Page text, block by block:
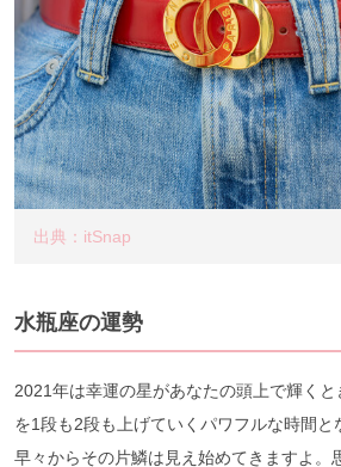
出典：itSnap
水瓶座の運勢
2021年は幸運の星があなたの頭上で輝く
を1段も2段も上げていくパワフルな時間と
早々からその片鱗は見え始めてきますよ。